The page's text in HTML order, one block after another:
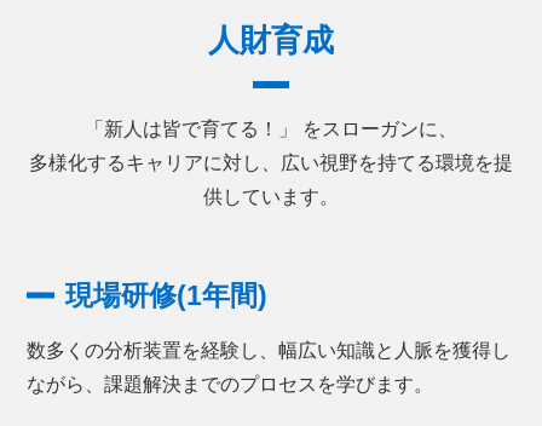
人財育成
「新人は皆で育てる！」 をスローガンに、
多様化するキャリアに対し、広い視野を持てる環境を提
供しています。
現場研修(1年間)
数多くの分析装置を経験し、幅広い知識と人脈を獲得し
ながら、課題解決までのプロセスを学びます。